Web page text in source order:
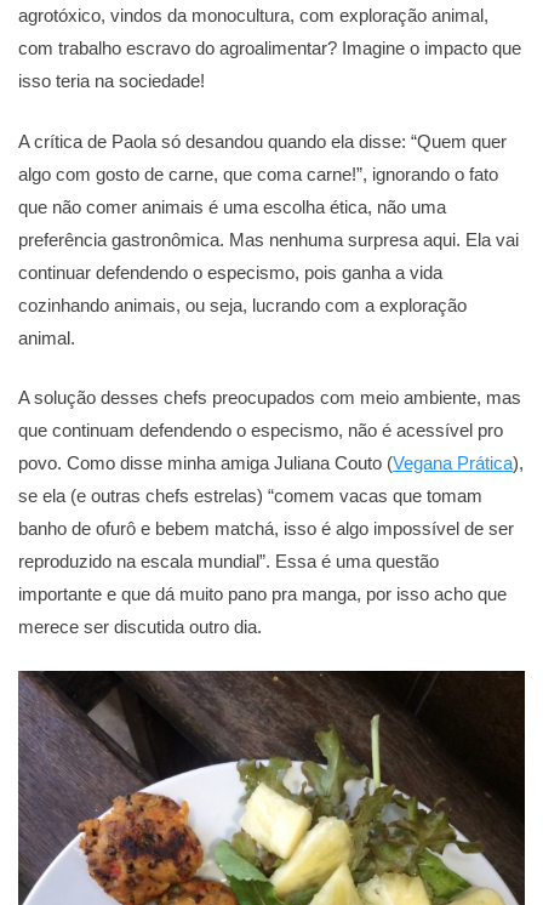
agrotóxico, vindos da monocultura, com exploração animal,
com trabalho escravo do agroalimentar? Imagine o impacto que
isso teria na sociedade!
A crítica de Paola só desandou quando ela disse: “Quem quer
algo com gosto de carne, que coma carne!”, ignorando o fato
que não comer animais é uma escolha ética, não uma
preferência gastronômica. Mas nenhuma surpresa aqui. Ela vai
continuar defendendo o especismo, pois ganha a vida
cozinhando animais, ou seja, lucrando com a exploração
animal.
A solução desses chefs preocupados com meio ambiente, mas
que continuam defendendo o especismo, não é acessível pro
povo. Como disse minha amiga Juliana Couto (Vegana Prática),
se ela (e outras chefs estrelas) “comem vacas que tomam
banho de ofurô e bebem matchá, isso é algo impossível de ser
reproduzido na escala mundial”. Essa é uma questão
importante e que dá muito pano pra manga, por isso acho que
merece ser discutida outro dia.